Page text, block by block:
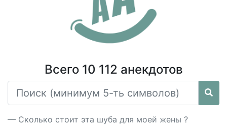
Всего 10 112 анекдотов
— Сколько стоит эта шуба для моей жены ?